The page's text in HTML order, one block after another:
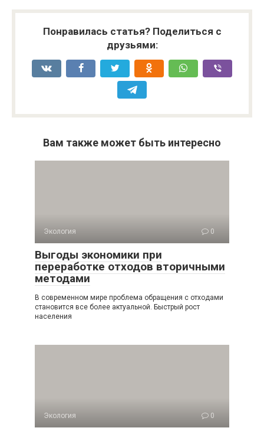
Понравилась статья? Поделиться с
друзьями:
Вам также может быть интересно
Экология 0
Выгоды экономики при
переработке отходов вторичными
методами
В современном мире проблема обращения с отходами
становится все более актуальной. Быстрый рост
населения
Экология 0